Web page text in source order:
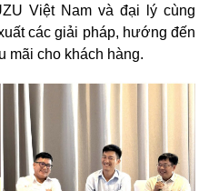
Việt Nam và đại lý cùng
các giải pháp, hướng đến
mãi cho khách hàng.